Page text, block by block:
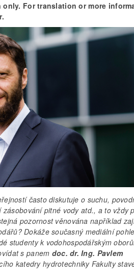
For translation or more
často diskutuje o suchu,
pitné vody atd., a to vždy
pozornost věnována například
Dokáže současný mediální
studenty k vodohospodářským
s panem doc. dr. Ing. Pavlem
katedry hydrotechniky Fakulty